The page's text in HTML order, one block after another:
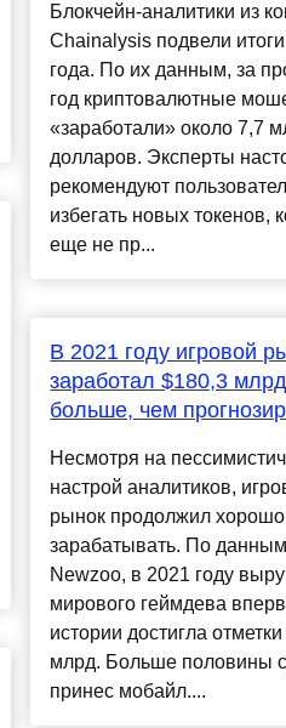
Блокчейн-аналитики из
Chainalysis подвели
года. По их данным, за
год криптовалютные
«заработали» около 7,7
долларов. Эксперты
рекомендуют
избегать новых токенов,
еще не пр...
В 2021 году игровой
заработал $180,3
больше, чем
Несмотря на
настрой аналитиков,
рынок продолжил хорошо
зарабатывать. По данным
Newzoo, в 2021 году
мирового геймдева
истории достигла
млрд. Больше половины
принес мобайл....